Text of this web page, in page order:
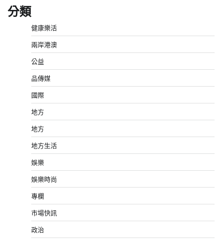
分類
健康樂活
兩岸港澳
公益
品傳媒
國際
地方
地方
地方生活
娛樂
娛樂時尚
專欄
市場快訊
政治